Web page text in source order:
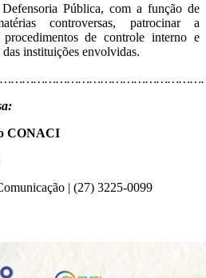
Pública, com a função de
controversas, patrocinar a
de controle interno e
instituições envolvidas.
CONACI
| (27) 3225-0099